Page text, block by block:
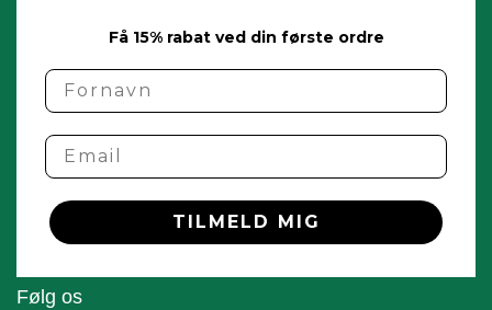
Få 15% rabat ved din første ordre
name
Email
TILMELD MIG
Følg os